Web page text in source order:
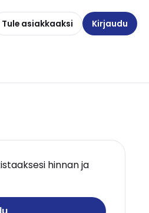
Tule asiakkaaksi Kirjaudu
hinnan ja